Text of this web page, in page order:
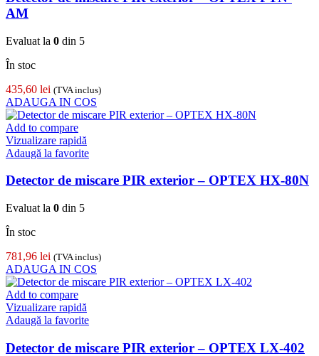
AM
Evaluat la 0 din 5
În stoc
435,60 lei (TVA inclus)
ADAUGA IN COS
Add to compare
Vizualizare rapidă
Adaugă la favorite
Detector de miscare PIR exterior – OPTEX HX-80N
Evaluat la 0 din 5
În stoc
781,96 lei (TVA inclus)
ADAUGA IN COS
Add to compare
Vizualizare rapidă
Adaugă la favorite
Detector de miscare PIR exterior – OPTEX LX-402